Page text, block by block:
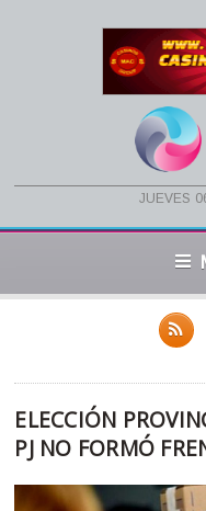
jueves
ELECCIÓN
PJ NO FORMÓ